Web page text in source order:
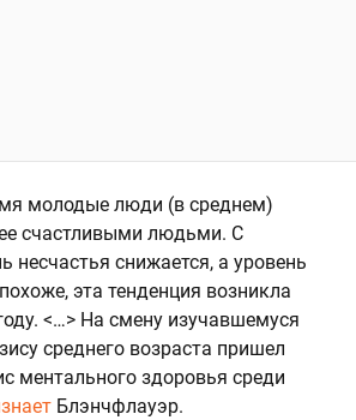
молодые люди (в среднем)
счастливыми людьми. С
несчастья снижается, а уровень
эта тенденция возникла
<…> На смену изучавшемуся
среднего возраста пришел
ментального здоровья среди
Блэнчфлауэр.